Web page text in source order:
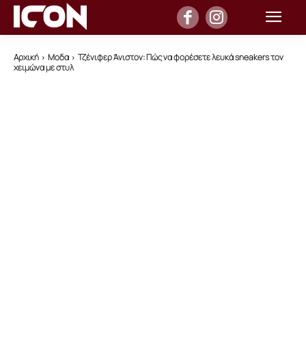
Αρχική Μοδα
Τζένιφερ Άνιστον: Πώς να φορέσετε λευκά sneakers τον
χειμώνα με στυλ